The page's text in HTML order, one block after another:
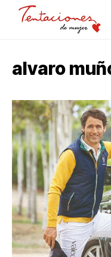
alvaro